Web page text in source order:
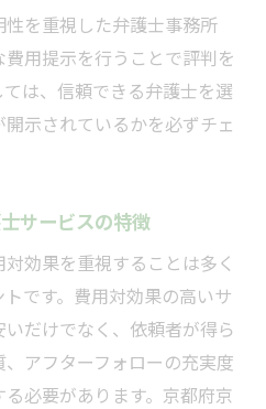
を重視した弁護士事務所
用提示を行うことで評判を
は、信頼できる弁護士を選
示されているかを必ずチェ
サービスの特徴
効果を重視することは多く
です。費用対効果の高いサ
だけでなく、依頼者が得ら
アフターフォローの充実度
必要があります。京都府京